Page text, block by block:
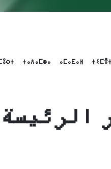
ⵜⴰⴷⴰⵎⵙⴰ ⴰⵎⴰⴹⴰⵍ
| 10-12-